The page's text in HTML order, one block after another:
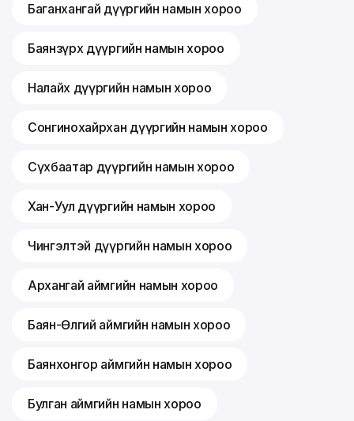
Баганхангай дүүргийн намын хороо
Баянзүрх дүүргийн намын хороо
Налайх дүүргийн намын хороо
Сонгинохайрхан дүүргийн намын хороо
Сүхбаатар дүүргийн намын хороо
Хан-Уул дүүргийн намын хороо
Чингэлтэй дүүргийн намын хороо
Архангай аймгийн намын хороо
Баян-Өлгий аймгийн намын хороо
Баянхонгор аймгийн намын хороо
Булган аймгийн намын хороо